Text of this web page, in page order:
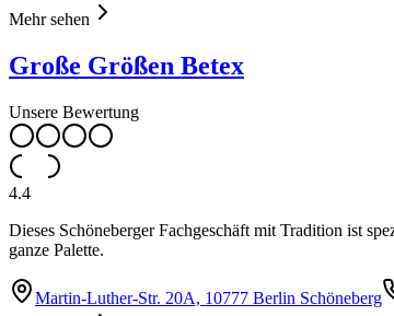
Mehr sehen
Große Größen Betex
Unsere Bewertung
4.4
Dieses Schöneberger Fachgeschäft mit Tradition ist
ganze Palette.
Martin-Luther-Str. 20A, 10777 Berlin Schöneberg